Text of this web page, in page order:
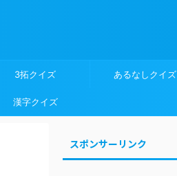
3拓クイズ あるなしクイズ
漢字クイズ
スポンサーリンク